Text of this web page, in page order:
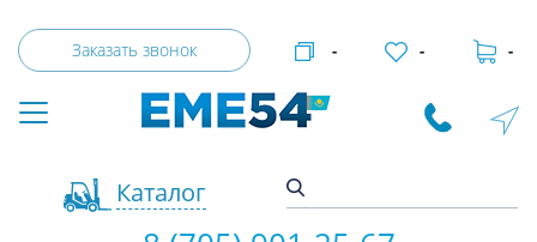
Заказать звонок
Каталог
- - -